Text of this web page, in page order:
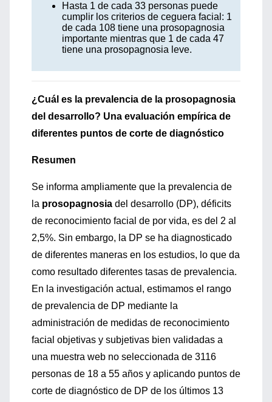
Hasta 1 de cada 33 personas puede
cumplir los criterios de ceguera facial: 1
de cada 108 tiene una prosopagnosia
importante mientras que 1 de cada 47
tiene una prosopagnosia leve.
¿Cuál es la prevalencia de la prosopagnosia
del desarrollo? Una evaluación empírica de
diferentes puntos de corte de diagnóstico
Resumen
Se informa ampliamente que la prevalencia de
la prosopagnosia del desarrollo (DP), déficits
de reconocimiento facial de por vida, es del 2 al
2,5%. Sin embargo, la DP se ha diagnosticado
de diferentes maneras en los estudios, lo que da
como resultado diferentes tasas de prevalencia.
En la investigación actual, estimamos el rango
de prevalencia de DP mediante la
administración de medidas de reconocimiento
facial objetivas y subjetivas bien validadas a
una muestra web no seleccionada de 3116
personas de 18 a 55 años y aplicando puntos de
corte de diagnóstico de DP de los últimos 13